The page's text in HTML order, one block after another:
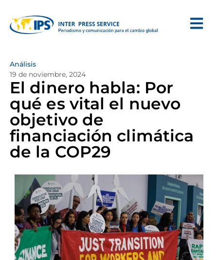
Análisis
19 de noviembre, 2024
El dinero habla: Por
qué es vital el nuevo
objetivo de
financiación climática
de la COP29